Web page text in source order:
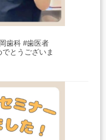
歯科 #歯医者
とうございま